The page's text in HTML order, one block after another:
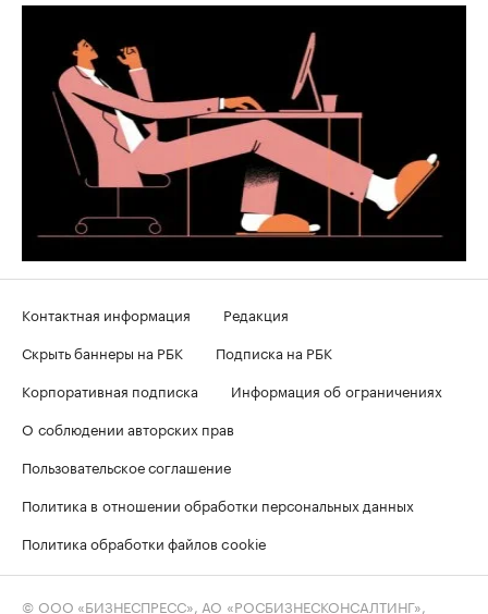
Контактная информация
Редакция
Скрыть баннеры на РБК
Подписка на РБК
Корпоративная подписка
Информация об ограничениях
О соблюдении авторских прав
Пользовательское соглашение
Политика в отношении обработки персональных данных
Политика обработки файлов cookie
© ООО «БИЗНЕСПРЕСС», АО «РОСБИЗНЕСКОНСАЛТИНГ»,